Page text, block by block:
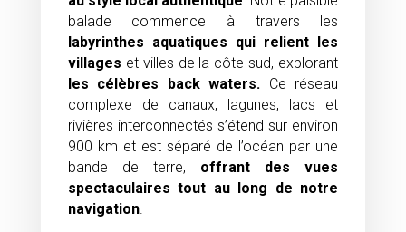
balade commence à travers les
labyrinthes aquatiques qui relient les
villages et villes de la côte sud, explorant
les célèbres back waters. Ce réseau
complexe de canaux, lagunes, lacs et
rivières interconnectés s’étend sur environ
900 km et est séparé de l’océan par une
bande de terre, offrant des
vues
spectaculaires tout au long de notre
navigation.